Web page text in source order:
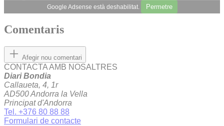
Google Adsense està deshabilitat. Permetre
Comentaris
Afegir nou comentari
CONTACTA AMB NOSALTRES
Diari Bondia
Callaueta, 4, 1r
AD500 Andorra la Vella
Principat d'Andorra
Tel. +376 80 88 88
Formulari de contacte